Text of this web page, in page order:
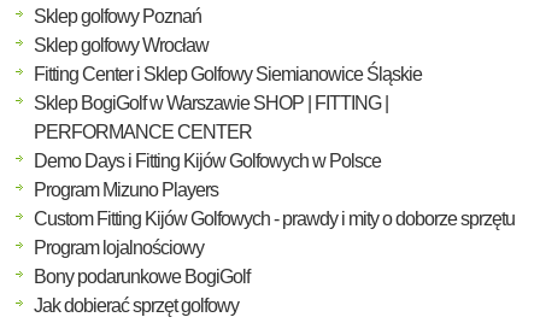
Sklep golfowy Poznań
Sklep golfowy Wrocław
Fitting Center i Sklep Golfowy Siemianowice Śląskie
Sklep BogiGolf w Warszawie SHOP | FITTING |
PERFORMANCE CENTER
Demo Days i Fitting Kijów Golfowych w Polsce
Program Mizuno Players
Custom Fitting Kijów Golfowych - prawdy i mity o doborze sprzętu
Program lojalnościowy
Bony podarunkowe BogiGolf
Jak dobierać sprzęt golfowy